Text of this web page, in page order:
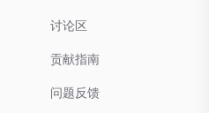
讨论区
贡献指南
问题反馈